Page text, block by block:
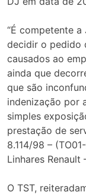
“É competente
decidir o pedido
causados ao
ainda que
que são
indenização por
simples
prestação de
8.114/98 –
Linhares Renault
O TST,